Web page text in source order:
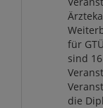
für
sind
die